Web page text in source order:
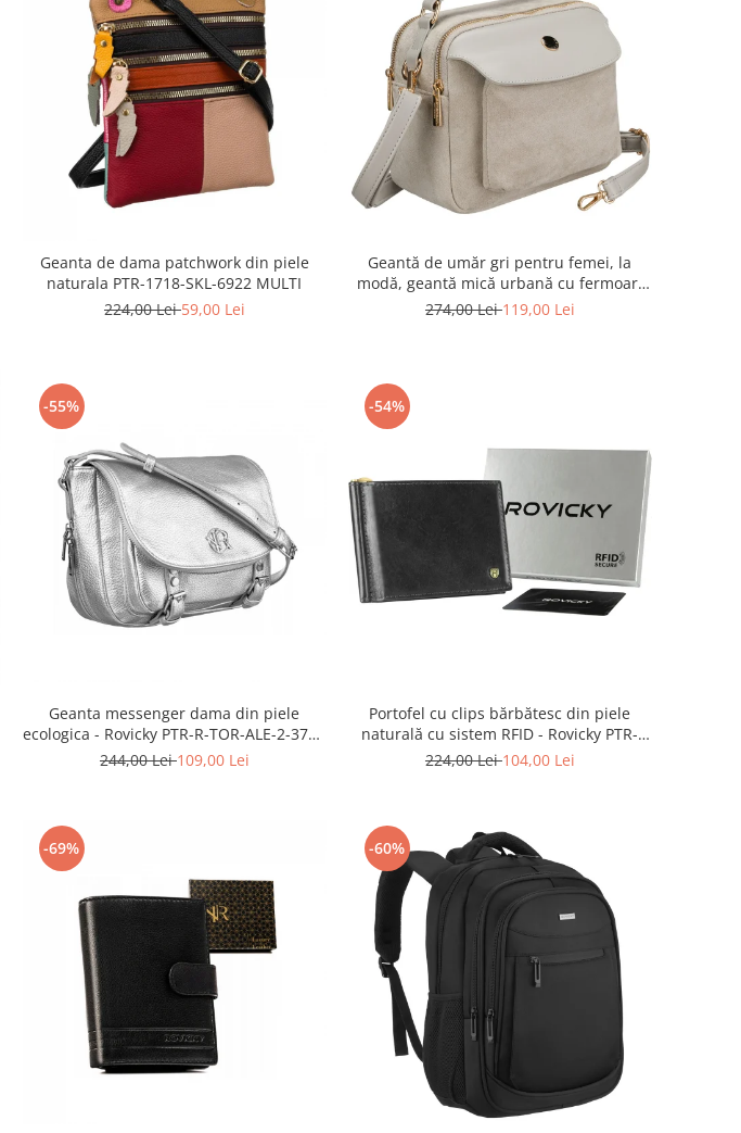
Geanta de dama patchwork din piele
naturala PTR-1718-SKL-6922 MULTI
224,00 Lei59,00 Lei
Geantă de umăr gri pentru femei, la
modă, geantă mică urbană cu fermoar,
piele ecologică - Peterson PTR-PTN MX02-
274,00 Lei119,00 Lei
-55%
Geanta messenger dama din piele
ecologica - Rovicky PTR-R-TOR-ALE-2-3776
SIL
244,00 Lei109,00 Lei
-54%
Portofel cu clips bărbătesc din piele
naturală cu sistem RFID - Rovicky PTR-
N1908-RVT-9799 BLACK
224,00 Lei104,00 Lei
-69% -60%